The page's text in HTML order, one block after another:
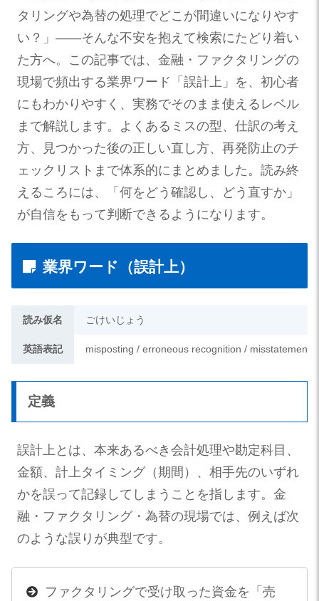
タリングや為替の処理でどこが間違いになりやす
い？」——そんな不安を抱えて検索にたどり着い
た方へ。この記事では、金融・ファクタリングの
現場で頻出する業界ワード「誤計上」を、初心者
にもわかりやすく、実務でそのまま使えるレベル
まで解説します。よくあるミスの型、仕訳の考え
方、見つかった後の正しい直し方、再発防止のチ
ェックリストまで体系的にまとめました。読み終
えるころには、「何をどう確認し、どう直すか」
が自信をもって判断できるようになります。
業界ワード（誤計上）
読み仮名 ごけいじょう
英語表記 misposting / erroneous recognition / misstatement
定義
誤計上とは、本来あるべき会計処理や勘定科目、
金額、計上タイミング（期間）、相手先のいずれ
かを誤って記録してしまうことを指します。金
融・ファクタリング・為替の現場では、例えば次
のような誤りが典型です。
ファクタリングで受け取った資金を「売